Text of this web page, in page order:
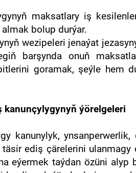
maksatlary iş
bolup durýar.
wezipeleri jenaýat
barşynda onuň
goramak, şeýle hem
kanunçylygynyň ýörelgeleri
kanunylyk,
ediş çärelerini
eýermek taýdan özüni alyp